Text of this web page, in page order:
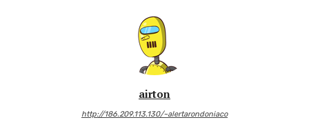
airton
http://186.209.113.130/~alertarondoniaco